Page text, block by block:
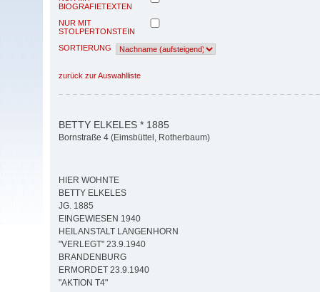
BIOGRAFIETEXTEN
NUR MIT
STOLPERTONSTEIN
SORTIERUNG
zurück zur Auswahlliste
BETTY ELKELES * 1885
Bornstraße 4 (Eimsbüttel, Rotherbaum)
HIER WOHNTE
BETTY ELKELES
JG. 1885
EINGEWIESEN 1940
HEILANSTALT LANGENHORN
"VERLEGT" 23.9.1940
BRANDENBURG
ERMORDET 23.9.1940
"AKTION T4"